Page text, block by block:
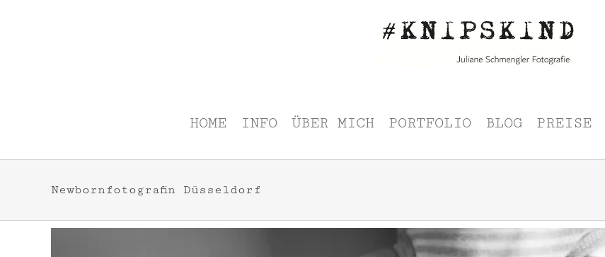
HOME INFO ÜBER MICH PORTFOLIO BLOG PREISE
Newbornfotografin Düsseldorf